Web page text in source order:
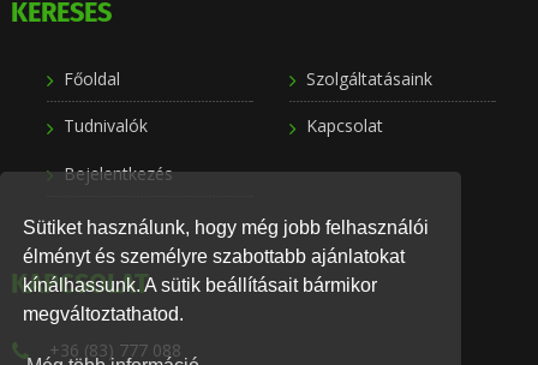
Sütiket használunk, hogy még jobb felhasználói
élményt és személyre szabottabb ajánlatokat
kínálhassunk. A sütik beállításait bármikor
megváltoztathatod.
KERESÉS
Főoldal Szolgáltatásaink
Tudnivalók Kapcsolat
Bejelentkezés
KAPCSOLAT
+36 (83) 777 088